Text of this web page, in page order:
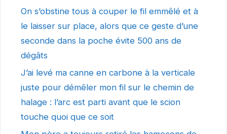
On s’obstine tous à couper le fil emmêlé et à
le laisser sur place, alors que ce geste d’une
seconde dans la poche évite 500 ans de
dégâts
J’ai levé ma canne en carbone à la verticale
juste pour démêler mon fil sur le chemin de
halage : l’arc est parti avant que le scion
touche quoi que ce soit